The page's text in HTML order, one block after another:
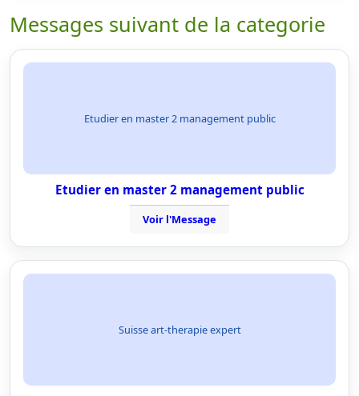
Messages suivant de la categorie
Etudier en master 2 management public
Etudier en master 2 management public
Voir l'Message
Suisse art-therapie expert